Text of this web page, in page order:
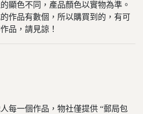
顯色不同，產品顏色以實物為準。
作品有數個，所以購買到的，有可
品，請見諒！
每一個作品，物社僅提供 “郵局包